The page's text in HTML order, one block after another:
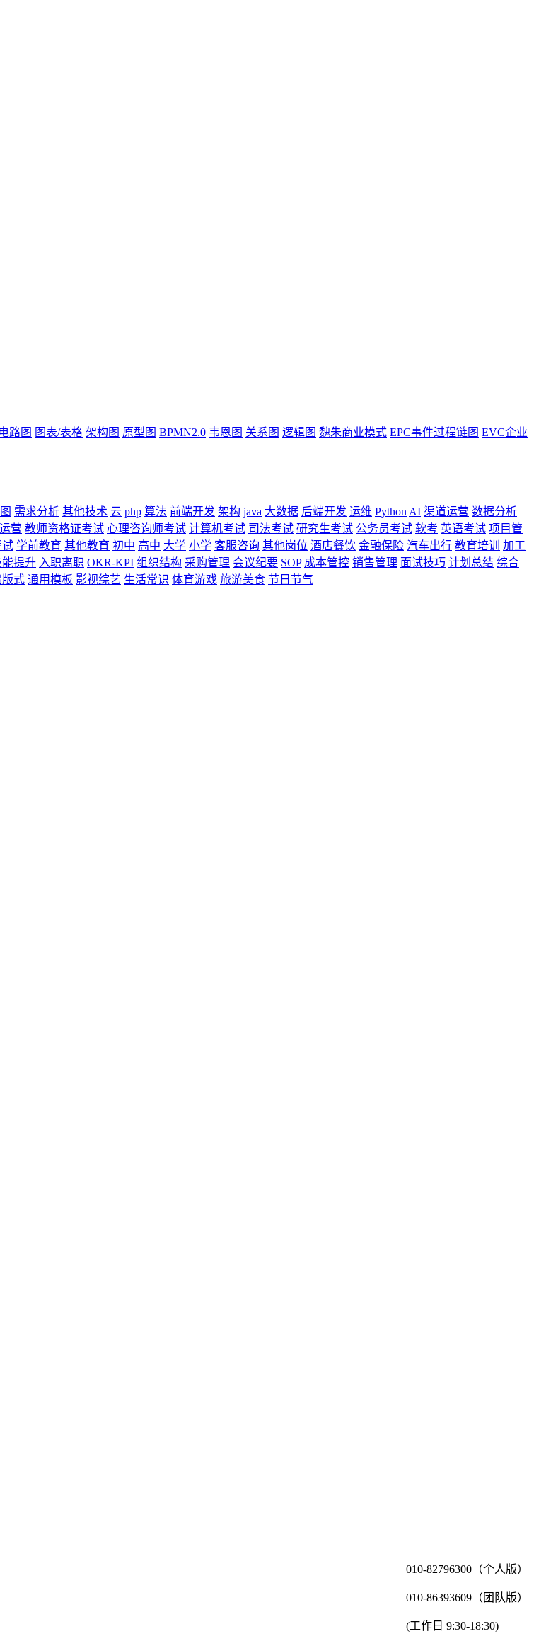
电路图 图表/表格 架构图 原型图 BPMN2.0 韦恩图 关系图 逻辑图 魏朱商业模式 EPC事件过程链图 EVC企业
需求分析 其他技术 云 php 算法 前端开发 架构 java 大数据 后端开发 运维 Python AI 渠道运营 数据分析
营 教师资格证考试 心理咨询师考试 计算机考试 司法考试 研究生考试 公务员考试 软考 英语考试 项目管
试 学前教育 其他教育 初中 高中 大学 小学 客服咨询 其他岗位 酒店餐饮 金融保险 汽车出行 教育培训
加工
能提升 入职离职 OKR-KPI 组织结构 采购管理 会议纪要 SOP 成本管控 销售管理 面试技巧 计划总结 综合
式 通用模板 影视综艺 生活常识 体育游戏 旅游美食 节日节气
010-82796300（个人版）
010-86393609（团队版）
(工作日 9:30-18:30)